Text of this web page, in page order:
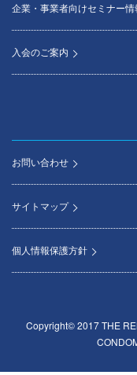
企業・事業者向けセミナー情
入会のご案内
お問い合わせ
サイトマップ
個人情報保護方針
Copyright© 2017 THE